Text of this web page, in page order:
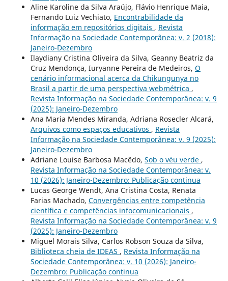
Aline Karoline da Silva Araújo, Flávio Henrique Maia,
Fernando Luiz Vechiato, Encontrabilidade da
informação em repositórios digitais , Revista
Informação na Sociedade Contemporânea: v. 2 (2018):
Janeiro-Dezembro
Ilaydiany Cristina Oliveira da Silva, Geanny Beatriz da
Cruz Mendonça, Iuryanne Pereira de Medeiros, O
cenário informacional acerca da Chikungunya no
Brasil a partir de uma perspectiva webmétrica ,
Revista Informação na Sociedade Contemporânea: v. 9
(2025): Janeiro-Dezembro
Ana Maria Mendes Miranda, Adriana Rosecler Alcará,
Arquivos como espaços educativos , Revista
Informação na Sociedade Contemporânea: v. 9 (2025):
Janeiro-Dezembro
Adriane Louise Barbosa Macêdo, Sob o véu verde ,
Revista Informação na Sociedade Contemporânea: v.
10 (2026): Janeiro-Dezembro: Publicação continua
Lucas George Wendt, Ana Cristina Costa, Renata
Farias Machado, Convergências entre competência
científica e competências infocomunicacionais ,
Revista Informação na Sociedade Contemporânea: v. 9
(2025): Janeiro-Dezembro
Miguel Morais Silva, Carlos Robson Souza da Silva,
Biblioteca cheia de IDEAS , Revista Informação na
Sociedade Contemporânea: v. 10 (2026): Janeiro-
Dezembro: Publicação continua